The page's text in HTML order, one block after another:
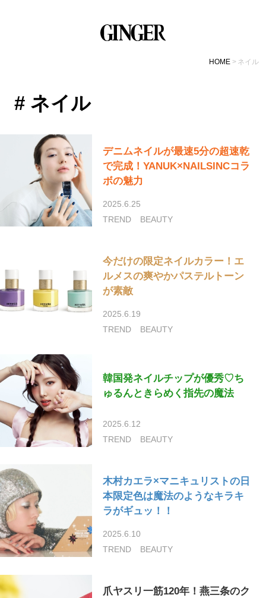
HOME ネイル
# ネイル
デニムネイルが最速5分の超速乾
で完成！YANUK×NAILSINCコラ
ボの魅力
2025.6.25
TREND
BEAUTY
今だけの限定ネイルカラー！エ
ルメスの爽やかパステルトーン
が素敵
2025.6.19
TREND
BEAUTY
韓国発ネイルチップが優秀♡ち
ゅるんときらめく指先の魔法
2025.6.12
TREND
BEAUTY
木村カエラ×マニキュリストの日
本限定色は魔法のようなキラキ
ラがギュッ！！
2025.6.10
TREND
BEAUTY
爪ヤスリ一筋120年！燕三条のク